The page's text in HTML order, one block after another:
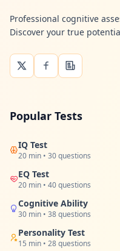
Professional cognitive
Discover your true
Popular Tests
IQ Test
20 min • 30 questions
EQ Test
20 min • 40 questions
Cognitive Ability
30 min • 38 questions
Personality Test
15 min • 28 questions